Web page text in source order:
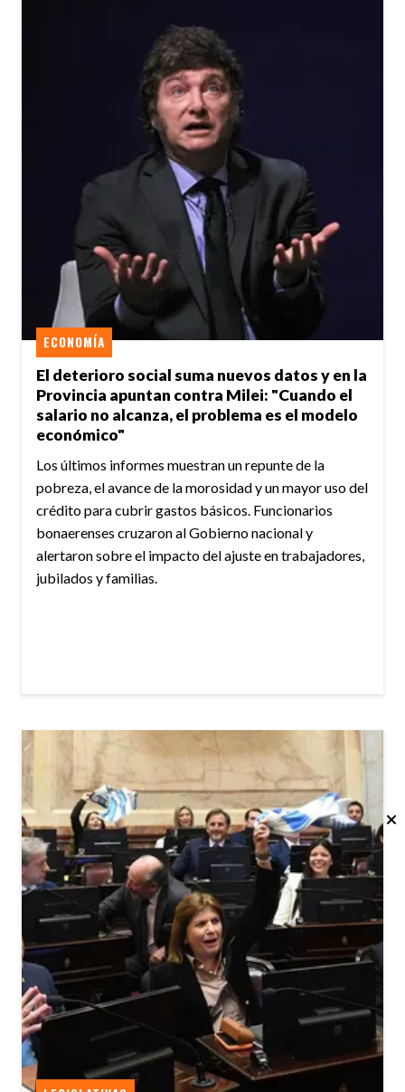
El deterioro social suma nuevos datos y en la
Provincia apuntan contra Milei: "Cuando el
salario no alcanza, el problema es el modelo
económico"
ECONOMÍA
Los últimos informes muestran un repunte de la
pobreza, el avance de la morosidad y un mayor uso del
crédito para cubrir gastos básicos. Funcionarios
bonaerenses cruzaron al Gobierno nacional y
alertaron sobre el impacto del ajuste en trabajadores,
jubilados y familias.